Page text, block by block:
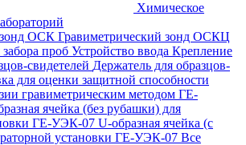
Химическое
зонд ОСК Гравиметрический зонд ОСКЦ
проб Устройство ввода Крепление
свидетелей Держатель для образцов-
для оценки защитной способности
гравиметрическим методом ГЕ-
ячейка (без рубашки) для
ГЕ-УЭК-07 U-образная ячейка (с
установки ГЕ-УЭК-07 Все